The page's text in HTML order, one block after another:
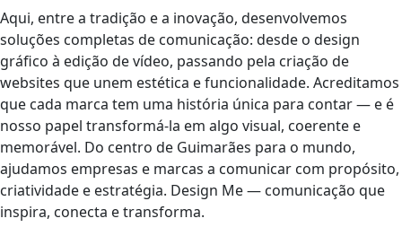
Aqui, entre a tradição e a inovação, desenvolvemos
soluções completas de comunicação: desde o design
gráfico à edição de vídeo, passando pela criação de
websites que unem estética e funcionalidade. Acreditamos
que cada marca tem uma história única para contar — e é
nosso papel transformá-la em algo visual, coerente e
memorável. Do centro de Guimarães para o mundo,
ajudamos empresas e marcas a comunicar com propósito,
criatividade e estratégia. Design Me — comunicação que
inspira, conecta e transforma.